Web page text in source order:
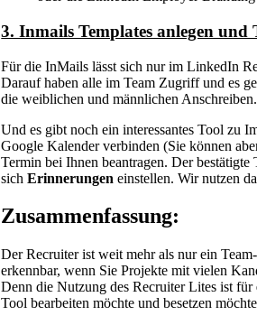
3. Inmails Templates anlegen
Für die InMails lässt sich nur im LinkedIn
Darauf haben alle im Team Zugriff und es
die weiblichen und männlichen Anschreiben.
Und es gibt noch ein interessantes Tool zu
Google Kalender verbinden (Sie können
Termin bei Ihnen beantragen. Der
sichErinnerungen einstellen. Wir nutzen
Zusammenfassung:
Der Recruiter ist weit mehr als nur ein
erkennbar, wenn Sie Projekte mit vielen
Denn die Nutzung des Recruiter Lites ist für
Tool bearbeiten möchte und besetzen